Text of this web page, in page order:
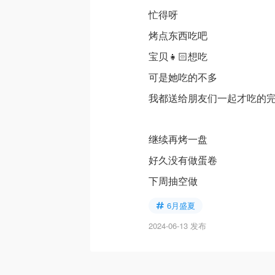
忙得呀
烤点东西吃吧
宝贝👧🏻想吃
可是她吃的不多
我都送给朋友们一起才吃的
继续再烤一盘
好久没有做蛋卷
下周抽空做
6月盛夏
2024-06-13 发布